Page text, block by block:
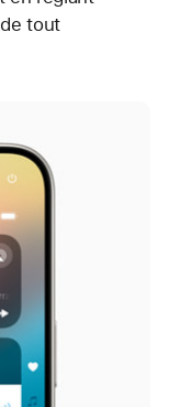
tout